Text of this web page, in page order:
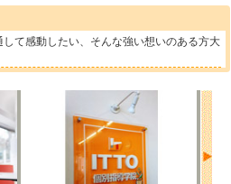
て感動したい、そんな強い想いのある方大